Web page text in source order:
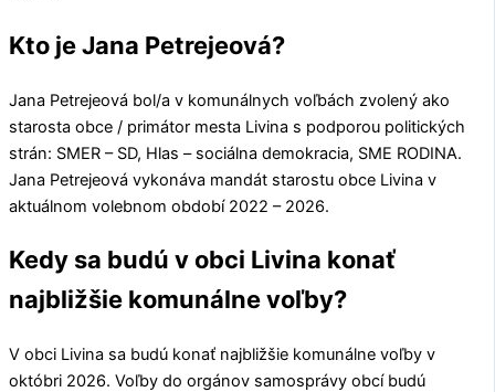
Kto je Jana Petrejeová?
Jana Petrejeová bol/a v komunálnych voľbách zvolený ako
starosta obce / primátor mesta Livina s podporou politických
strán: SMER – SD, Hlas – sociálna demokracia, SME RODINA.
Jana Petrejeová vykonáva mandát starostu obce Livina v
aktuálnom volebnom období 2022 – 2026.
Kedy sa budú v obci Livina konať
najbližšie komunálne voľby?
V obci Livina sa budú konať najbližšie komunálne voľby v
októbri 2026. Voľby do orgánov samosprávy obcí budú